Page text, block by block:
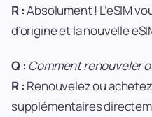
R :Absolument ! L’eSIM
d’origine et la nouvelle
Q : Comment renouveler
R : Renouvelez ou
supplémentaires